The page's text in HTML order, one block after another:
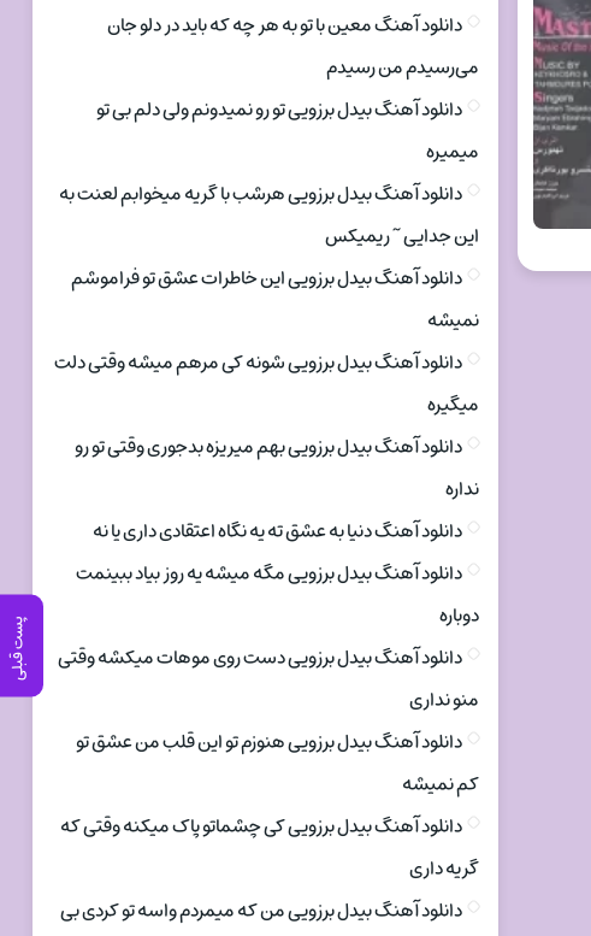
پست قبلی
دانلود آهنگ معین با تو به هر چه که باید در دلو جان
می‌رسیدم من رسیدم
دانلود آهنگ بیدل برزویی تو رو نمیدونم ولی دلم بی تو
میمیره
دانلود آهنگ بیدل برزویی هرشب با گریه میخوابم لعنت به
این جدایی ~ ریمیکس
دانلود آهنگ بیدل برزویی این خاطرات عشق تو فراموشم
نمیشه
دانلود آهنگ بیدل برزویی شونه کی مرهم میشه وقتی دلت
میگیره
دانلود آهنگ بیدل برزویی بهم میریزه بدجوری وقتی تو رو
نداره
دانلود آهنگ دنیا به عشق ته یه نگاه اعتقادی داری یا نه
دانلود آهنگ بیدل برزویی مگه میشه یه روز بیاد ببینمت
دوباره
دانلود آهنگ بیدل برزویی دست روی موهات میکشه وقتی
منو نداری
دانلود آهنگ بیدل برزویی هنوزم تو این قلب من عشق تو
کم نمیشه
دانلود آهنگ بیدل برزویی کی چشماتو پاک میکنه وقتی که
گریه داری
دانلود آهنگ بیدل برزویی من که میمردم واسه تو کردی بی